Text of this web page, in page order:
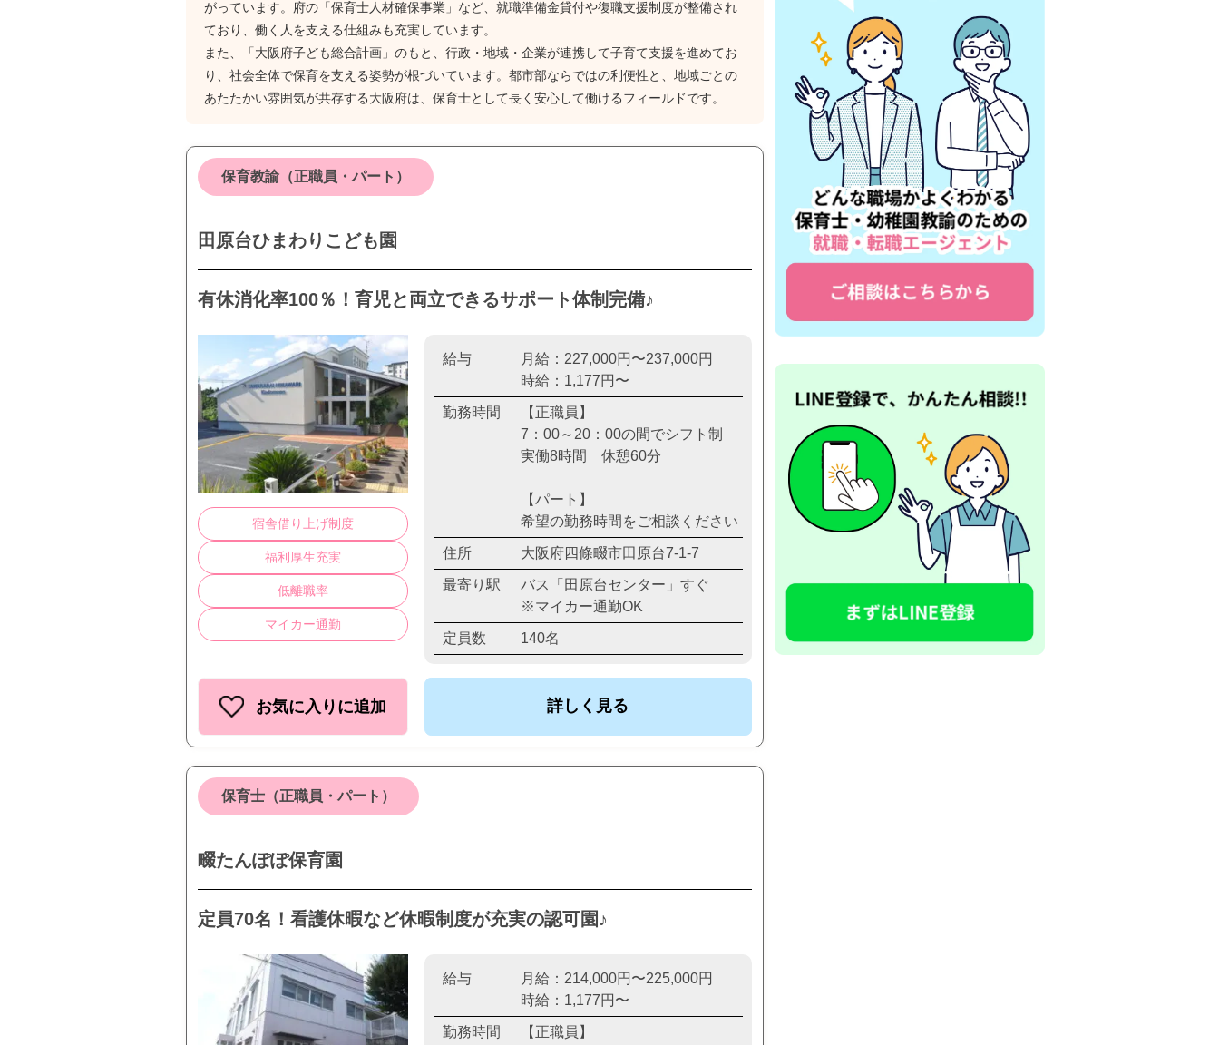
がっています。府の「保育士人材確保事業」など、就職準備金貸付や復職支援制度が整備され
ており、働く人を支える仕組みも充実しています。
また、「大阪府子ども総合計画」のもと、行政・地域・企業が連携して子育て支援を進めてお
り、社会全体で保育を支える姿勢が根づいています。都市部ならではの利便性と、地域ごとの
あたたかい雰囲気が共存する大阪府は、保育士として長く安心して働けるフィールドです。
保育教諭（正職員・パート）
田原台ひまわりこども園
有休消化率100％！育児と両立できるサポート体制完備♪
宿舎借り上げ制度
福利厚生充実
低離職率
マイカー通勤
給与
月給：227,000円〜237,000円
時給：1,177円〜
勤務時間
【正職員】
7：00～20：00の間でシフト制
実働8時間 休憩60分
【パート】
希望の勤務時間をご相談ください
住所 大阪府四條畷市田原台7-1-7
最寄り駅
バス「田原台センター」すぐ
※マイカー通勤OK
定員数 140名
お気に入りに追加 詳しく見る
保育士（正職員・パート）
畷たんぽぽ保育園
定員70名！看護休暇など休暇制度が充実の認可園♪
給与
月給：214,000円〜225,000円
時給：1,177円〜
勤務時間
【正職員】